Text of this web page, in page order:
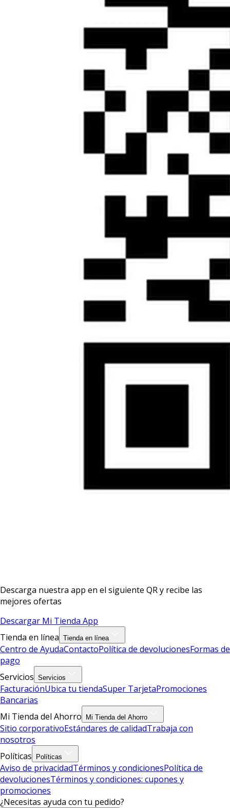
Descarga nuestra app en el siguiente QR y recibe las
mejores ofertas
Descargar Mi Tienda App
Tienda en línea Tienda en línea
Centro de AyudaContactoPolítica de devolucionesFormas de
pago
Servicios Servicios
FacturaciónUbica tu tiendaSuper TarjetaPromociones
Bancarias
Mi Tienda del Ahorro
Mi Tienda del Ahorro
Sitio corporativoEstándares de calidadTrabaja con
nosotros
Políticas
Políticas
Aviso de privacidadTérminos y condicionesPolítica de
devolucionesTérminos y condiciones: cupones y
promociones
¿Necesitas ayuda con tu pedido?